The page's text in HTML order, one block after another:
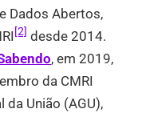
Dados Abertos,
[2] desde 2014.
, em 2019,
da CMRI
União (AGU),